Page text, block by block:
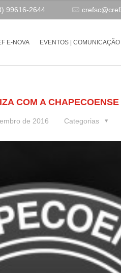
99616-2644
E-NOVA EVENTOS | COMUNICAÇÃO
COM A CHAPECOENSE
de 2016 Categorias